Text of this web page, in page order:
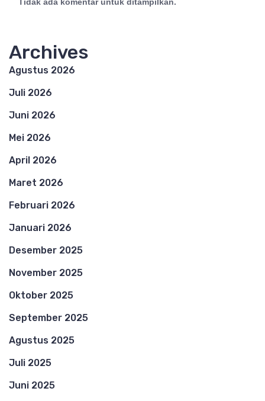
Archives
Agustus 2026
Juli 2026
Juni 2026
Mei 2026
April 2026
Maret 2026
Februari 2026
Januari 2026
Desember 2025
November 2025
Oktober 2025
September 2025
Agustus 2025
Juli 2025
Juni 2025